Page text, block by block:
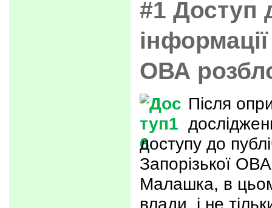
#1 Доступ
ОВА
Після
доступу до
Запорізької
Малашка, в
влади, і не